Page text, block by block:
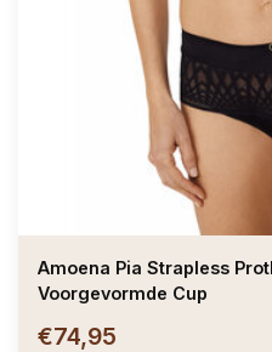
Amoena Pia Strapless
Voorgevormde Cup
€74,95